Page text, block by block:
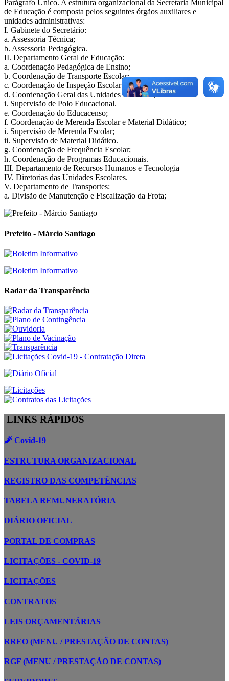
Parágrafo Único. A estrutura organizacional da Secretaria Municipal
de Educação é composta pelos seguintes órgãos auxiliares e
unidades administrativas:
I. Gabinete do Secretário:
a. Assessoria Técnica;
b. Assessoria Pedagógica.
II. Departamento Geral de Educação:
a. Coordenação Pedagógica de Ensino;
b. Coordenação de Transporte Escolar;
c. Coordenação de Inspeção Escolar;
d. Coordenação Geral das Unidades Escolares;
i. Supervisão de Polo Educacional.
e. Coordenação do Educacenso;
f. Coordenação de Merenda Escolar e Material Didático;
i. Supervisão de Merenda Escolar;
ii. Supervisão de Material Didático.
g. Coordenação de Frequência Escolar;
h. Coordenação de Programas Educacionais.
III. Departamento de Recursos Humanos e Tecnologia
IV. Diretorias das Unidades Escolares.
V. Departamento de Transportes:
a. Divisão de Manutenção e Fiscalização da Frota;
Prefeito - Márcio Santiago
Radar da Transparência
LINKS RÁPIDOS
Covid-19
ESTRUTURA ORGANIZACIONAL
REGISTRO DAS COMPETÊNCIAS
TABELA REMUNERATÓRIA
DIÁRIO OFICIAL
PORTAL DE COMPRAS
LICITAÇÕES - COVID-19
LICITAÇÕES
CONTRATOS
LEIS ORÇAMENTÁRIAS
RREO (MENU / PRESTAÇÃO DE CONTAS)
RGF (MENU / PRESTAÇÃO DE CONTAS)